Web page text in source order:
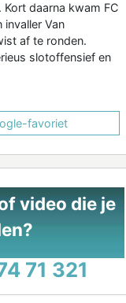
daarna kwam FC
Van
af te ronden.
slotoffensief en
favoriet
video die je
71 321